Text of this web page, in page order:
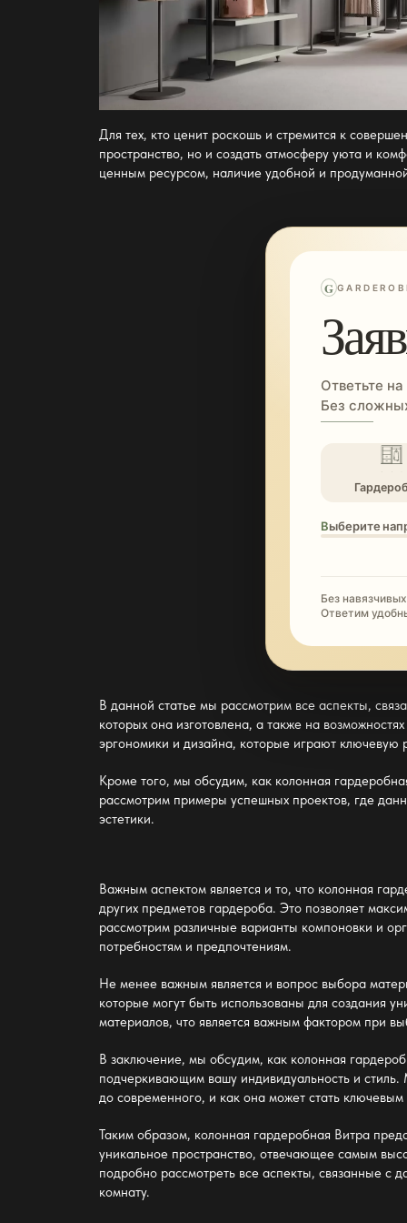
Для тех, кто ценит роскошь и стремится к
пространство, но и создать атмосферу уюта и
ценным ресурсом, наличие удобной и
G
Ответьте
Без
Выберите
Без
Ответим
В данной статье мы рассмотрим все аспекты,
которых она изготовлена, а также на
эргономики и дизайна, которые играют ключевую
Кроме того, мы обсудим, как колонная
рассмотрим примеры успешных проектов, где
эстетики.
Важным аспектом является и то, что колонная
других предметов гардероба. Это позволяет
рассмотрим различные варианты компоновки и
потребностям и предпочтениям.
Не менее важным является и вопрос выбора
которые могут быть использованы для создания
материалов, что является важным фактором при
В заключение, мы обсудим, как колонная
подчеркивающим вашу индивидуальность и
до современного, и как она может стать
Таким образом, колонная гардеробная Витра
уникальное пространство, отвечающее самым
подробно рассмотреть все аспекты, связанные с
комнату.